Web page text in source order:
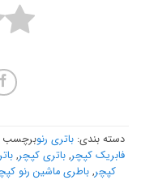
دسته بندی: باتری رنوبرچسب
فابریک کپچر, باتری کپچر,
کپچر,باطری ماشین رنو